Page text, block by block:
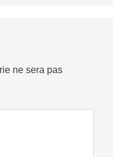
ne sera pas